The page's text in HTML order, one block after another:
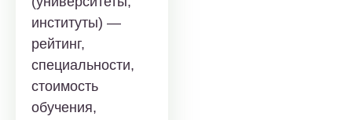
институты) —
рейтинг,
специальности,
стоимость
обучения,